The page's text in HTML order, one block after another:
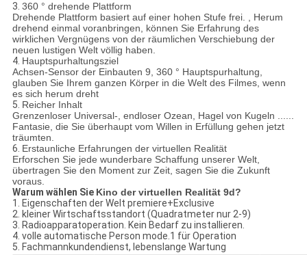
3. 360 ° drehende Plattform
Drehende Plattform basiert auf einer hohen Stufe frei. , Herum
drehend einmal voranbringen, können Sie Erfahrung des
wirklichen Vergnügens von der räumlichen Verschiebung der
neuen lustigen Welt völlig haben.
4. Hauptspurhaltungsziel
Achsen-Sensor der Einbauten 9, 360 ° Hauptspurhaltung,
glauben Sie Ihrem ganzen Körper in die Welt des Filmes, wenn
es sich herum dreht
5. Reicher Inhalt
Grenzenloser Universal-, endloser Ozean, Hagel von Kugeln ......
Fantasie, die Sie überhaupt vom Willen in Erfüllung gehen jetzt
träumten.
6. Erstaunliche Erfahrungen der virtuellen Realität
Erforschen Sie jede wunderbare Schaffung unserer Welt,
übertragen Sie den Moment zur Zeit, sagen Sie die Zukunft
voraus.
Warum wählen Sie Kino der virtuellen Realität 9d?
1. Eigenschaften der Welt premiere+Exclusive
2. kleiner Wirtschaftsstandort (Quadratmeter nur 2-9)
3. Radioapparatoperation. Kein Bedarf zu installieren.
4. volle automatische Person mode.1 für Operation
5. Fachmannkundendienst, lebenslange Wartung